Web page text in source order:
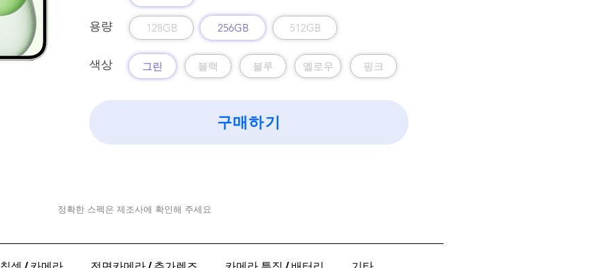
​용량 128GB 256GB 512GB
색상 그린 블랙 블루 옐로우 핑크
구매하기
정확한 스펙은 제조사에 확인해 주세요